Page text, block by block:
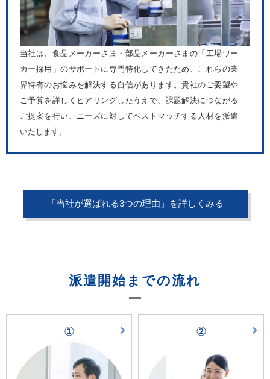
当社は、食品メーカーさま・部品メーカーさまの「工場ワー
カー採用」のサポートに専門特化してきたため、これらの業
界特有のお悩みを解決する自信があります。貴社のご要望や
ご予算を詳しくヒアリングしたうえで、課題解決につながる
ご提案を行い、ニーズに対してベストマッチする人材を派遣
いたします。
「当社が選ばれる3つの理由」を詳しくみる
派遣開始までの流れ
① ②